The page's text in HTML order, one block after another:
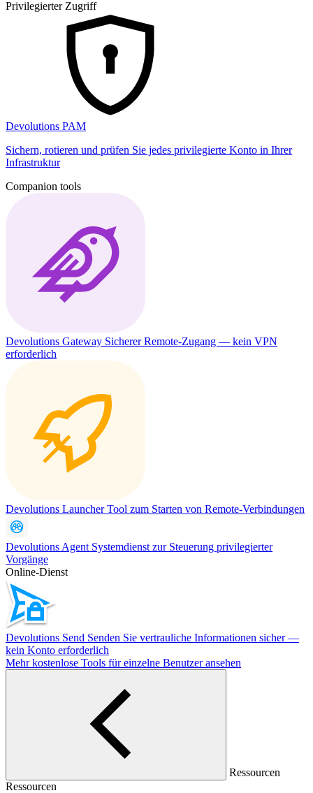
Privilegierter Zugriff
Devolutions PAM
Sichern, rotieren und prüfen Sie jedes privilegierte Konto in Ihrer
Infrastruktur
Companion tools
Devolutions Gateway Sicherer Remote-Zugang — kein VPN
erforderlich
Devolutions LauncherTool zum Starten von Remote-Verbindungen
Devolutions Agent Systemdienst zur Steuerung privilegierter
Vorgänge
Online-Dienst
Devolutions Send Senden Sie vertrauliche Informationen sicher —
kein Konto erforderlich
Mehr kostenlose Tools für einzelne Benutzer ansehen
Ressourcen
Ressourcen